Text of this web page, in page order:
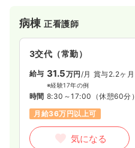
病棟正看護師
3交代（常勤）
給与 31.5万円 /月 賞与2.2ヶ月
※経験17年の例
時間 8:30～17:00 （休憩60分）
月給36万円以上可
気になる